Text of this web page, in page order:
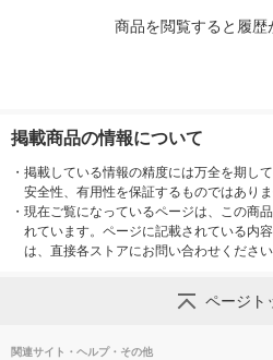
商品を閲覧すると履歴
掲載商品の情報について
・ 掲載している情報の精度には万全を期し
安全性、有用性を保証するものではありま
・ 現在ご覧になっているページは、この商
れています。ページに記載されている内
は、直接各ストアにお問い合わせください
ページト
関連サイト・ヘルプ・その他